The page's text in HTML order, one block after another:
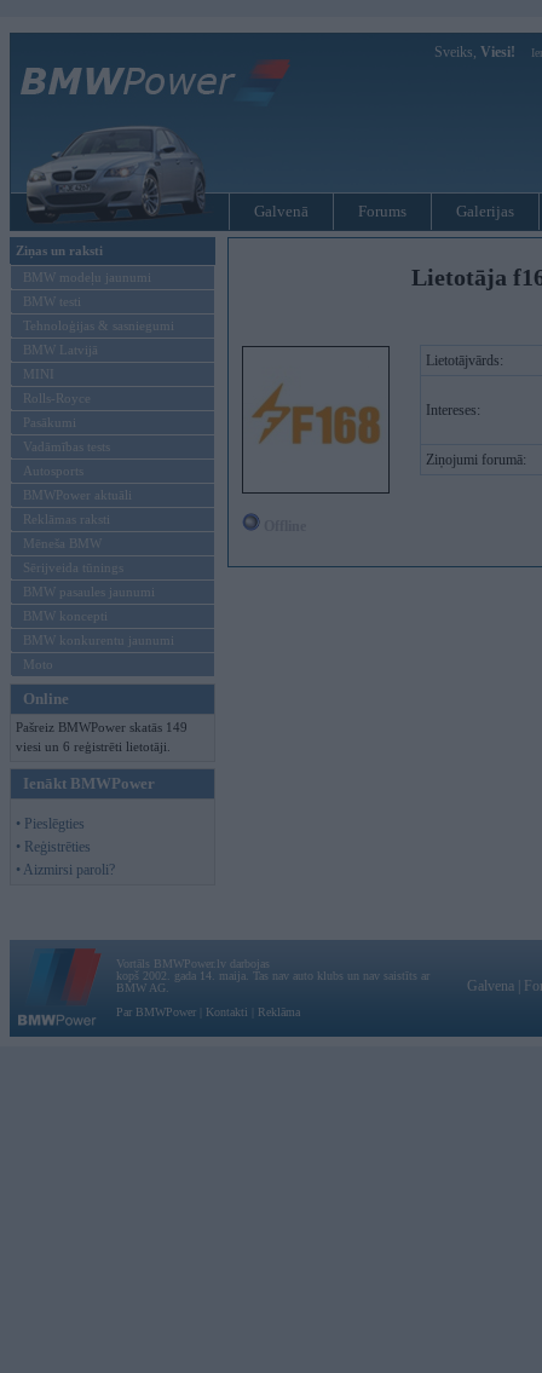
Sveiks, Viesi!
Galvenā Forums Galerijas
Ziņas un raksti
BMW modeļu jaunumi
BMW testi
Tehnoloģijas & sasniegumi
BMW Latvijā
MINI
Rolls-Royce
Pasākumi
Vadāmības tests
Autosports
BMWPower aktuāli
Reklāmas raksti
Mēneša BMW
Sērijveida tūnings
BMW pasaules jaunumi
BMW koncepti
BMW konkurentu jaunumi
Moto
Online
Pašreiz BMWPower skatās 149
viesi un 6 reģistrēti lietotāji.
Ienākt BMWPower
• Pieslēgties
• Reģistrēties
• Aizmirsi paroli?
Lietotāja
Lietotājvārds:
Intereses:
Ziņojumi forumā:
Vortāls BMWPower.lv darbojas
kopš 2002. gada 14. maija. Tas nav auto klubs un nav saistīts ar
BMW AG.
Par BMWPower
Kontakti Reklāma
Galvena